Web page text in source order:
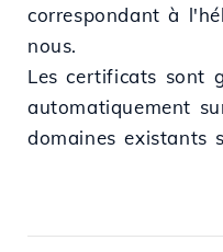
correspondant à
nous.
Les certificats sont
automatiquement
domaines existants